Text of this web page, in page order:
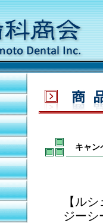
キャン
【ル
ジーシ